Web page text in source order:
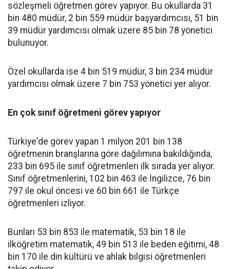
sözleşmeli öğretmen görev yapıyor. Bu okullarda 31
bin 480 müdür, 2 bin 559 müdür başyardımcısı, 51 bin
39 müdür yardımcısı olmak üzere 85 bin 78 yönetici
bulunuyor.
Özel okullarda ise 4 bin 519 müdür, 3 bin 234 müdür
yardımcısı olmak üzere 7 bin 753 yönetici yer alıyor.
En çok sınıf öğretmeni görev yapıyor
Türkiye'de görev yapan 1 milyon 201 bin 138
öğretmenin branşlarına göre dağılımına bakıldığında,
233 bin 695 ile sınıf öğretmenleri ilk sırada yer alıyor.
Sınıf öğretmenlerini, 102 bin 463 ile İngilizce, 76 bin
797 ile okul öncesi ve 60 bin 661 ile Türkçe
öğretmenleri izliyor.
Bunları 53 bin 853 ile matematik, 53 bin 18 ile
ilköğretim matematik, 49 bin 513 ile beden eğitimi, 48
bin 170 ile din kültürü ve ahlak bilgisi öğretmenleri